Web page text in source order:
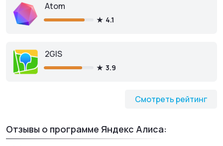
Смотреть рейтинг
Atom
4.1
2GIS
3.9
Отзывы о программе Яндекс Алиса: